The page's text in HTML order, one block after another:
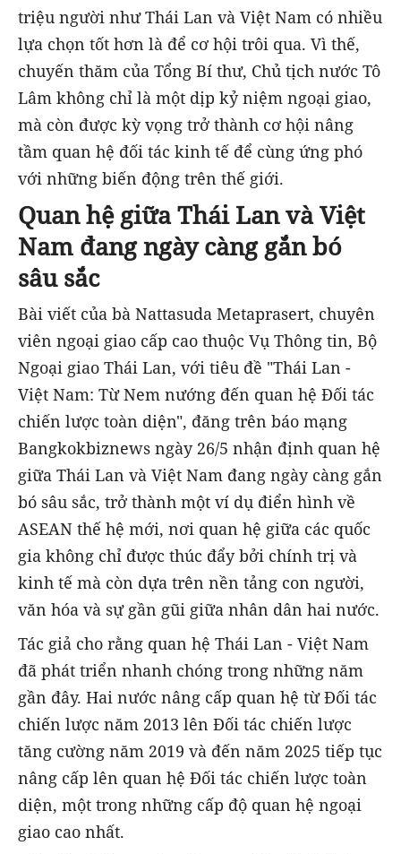
triệu người như Thái Lan và Việt Nam có nhiều
lựa chọn tốt hơn là để cơ hội trôi qua. Vì thế,
chuyến thăm của Tổng Bí thư, Chủ tịch nước Tô
Lâm không chỉ là một dịp kỷ niệm ngoại giao,
mà còn được kỳ vọng trở thành cơ hội nâng
tầm quan hệ đối tác kinh tế để cùng ứng phó
với những biến động trên thế giới.
Quan hệ giữa Thái Lan và Việt
Nam đang ngày càng gắn bó
sâu sắc
Bài viết của bà Nattasuda Metaprasert, chuyên
viên ngoại giao cấp cao thuộc Vụ Thông tin, Bộ
Ngoại giao Thái Lan, với tiêu đề "Thái Lan -
Việt Nam: Từ Nem nướng đến quan hệ Đối tác
chiến lược toàn diện", đăng trên báo mạng
Bangkokbiznews ngày 26/5 nhận định quan hệ
giữa Thái Lan và Việt Nam đang ngày càng gắn
bó sâu sắc, trở thành một ví dụ điển hình về
ASEAN thế hệ mới, nơi quan hệ giữa các quốc
gia không chỉ được thúc đẩy bởi chính trị và
kinh tế mà còn dựa trên nền tảng con người,
văn hóa và sự gần gũi giữa nhân dân hai nước.
Tác giả cho rằng quan hệ Thái Lan - Việt Nam
đã phát triển nhanh chóng trong những năm
gần đây. Hai nước nâng cấp quan hệ từ Đối tác
chiến lược năm 2013 lên Đối tác chiến lược
tăng cường năm 2019 và đến năm 2025 tiếp tục
nâng cấp lên quan hệ Đối tác chiến lược toàn
diện, một trong những cấp độ quan hệ ngoại
giao cao nhất.